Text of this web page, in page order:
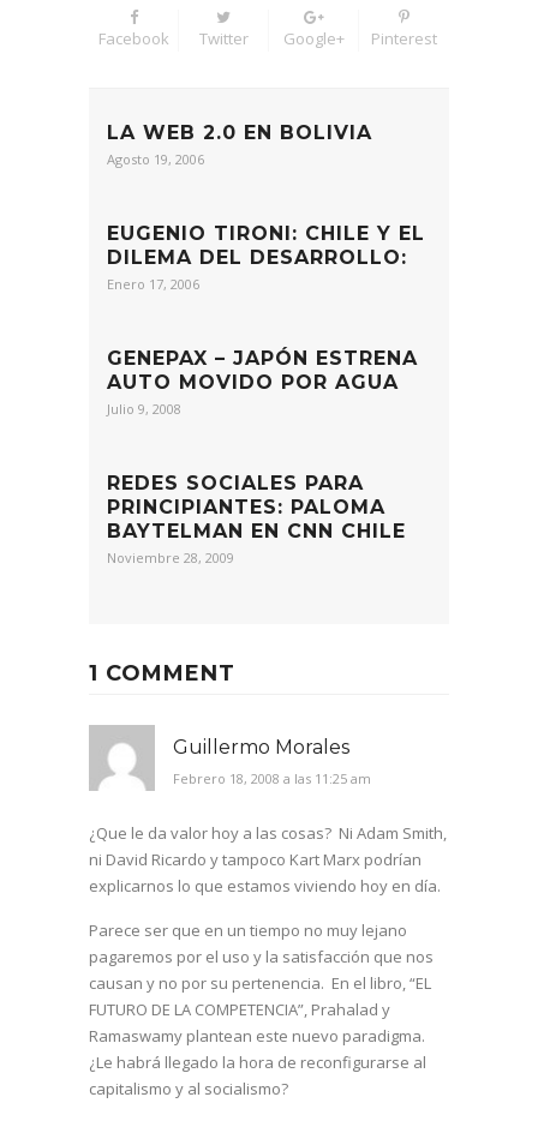
Facebook Twitter Google+ Pinterest
LA WEB 2.0 EN BOLIVIA
Agosto 19, 2006
EUGENIO TIRONI: CHILE Y EL
DILEMA DEL DESARROLLO:
Enero 17, 2006
GENEPAX – JAPÓN ESTRENA
AUTO MOVIDO POR AGUA
Julio 9, 2008
REDES SOCIALES PARA
PRINCIPIANTES: PALOMA
BAYTELMAN EN CNN CHILE
Noviembre 28, 2009
1 COMMENT
Guillermo Morales
Febrero 18, 2008 a las 11:25 am
¿Que le da valor hoy a las cosas? Ni Adam Smith,
ni David Ricardo y tampoco Kart Marx podrían
explicarnos lo que estamos viviendo hoy en día.
Parece ser que en un tiempo no muy lejano
pagaremos por el uso y la satisfacción que nos
causan y no por su pertenencia. En el libro, “EL
FUTURO DE LA COMPETENCIA”, Prahalad y
Ramaswamy plantean este nuevo paradigma.
¿Le habrá llegado la hora de reconfigurarse al
capitalismo y al socialismo?